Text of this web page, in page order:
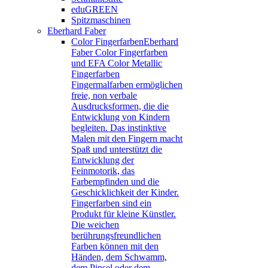
eduGREEN
Spitzmaschinen
Eberhard Faber
Color FingerfarbenEberhard
Faber Color Fingerfarben
und EFA Color Metallic
Fingerfarben
Fingermalfarben ermöglichen
freie, non verbale
Ausdrucksformen, die die
Entwicklung von Kindern
begleiten. Das instinktive
Malen mit den Fingern macht
Spaß und unterstützt die
Entwicklung der
Feinmotorik, das
Farbempfinden und die
Geschicklichkeit der Kinder.
Fingerfarben sind ein
Produkt für kleine Künstler.
Die weichen
berührungsfreundlichen
Farben können mit den
Händen, dem Schwamm,